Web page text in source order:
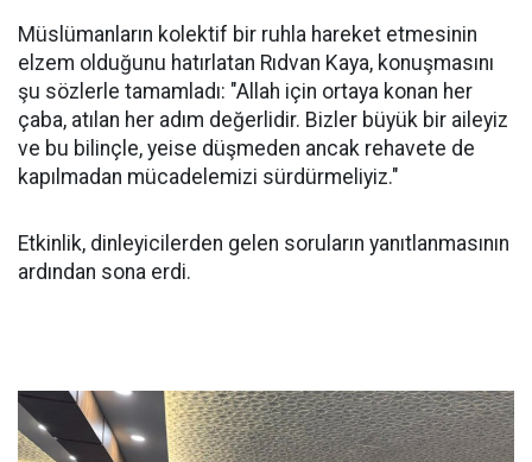
Müslümanların kolektif bir ruhla hareket etmesinin
elzem olduğunu hatırlatan Rıdvan Kaya, konuşmasını
şu sözlerle tamamladı: "Allah için ortaya konan her
çaba, atılan her adım değerlidir. Bizler büyük bir aileyiz
ve bu bilinçle, yeise düşmeden ancak rehavete de
kapılmadan mücadelemizi sürdürmeliyiz."
Etkinlik, dinleyicilerden gelen soruların yanıtlanmasının
ardından sona erdi.